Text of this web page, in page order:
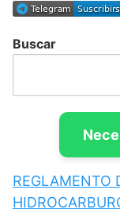
Buscar
REGLAMENTO